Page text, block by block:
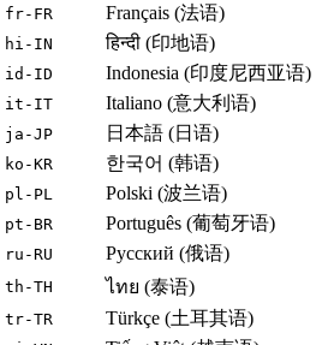
fr-FR Français (法语)
hi-IN हिन्दी (印地语)
id-ID Indonesia (印度尼西亚语)
it-IT Italiano (意大利语)
ja-JP 日本語 (日语)
ko-KR 한국어 (韩语)
pl-PL Polski (波兰语)
pt-BR Português (葡萄牙语)
ru-RU Русский (俄语)
th-TH ไทย (泰语)
tr-TR Türkçe (土耳其语)